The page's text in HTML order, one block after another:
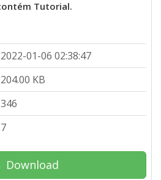
Tutorial.
2022-01-06 02:38:47
204.00 KB
346
7
Download